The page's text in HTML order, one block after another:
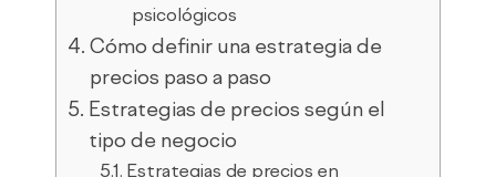
psicológicos
Cómo definir una estrategia de
precios paso a paso
Estrategias de precios según el
tipo de negocio
Estrategias de precios en